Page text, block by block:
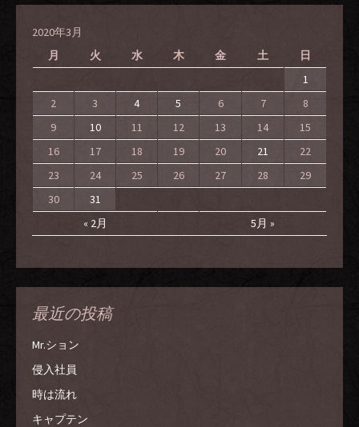
2020年3月
月
火 水 木 金 土 日
« 2月 5月 »
1
2
3 4 5 6 7
8
9
10 11 12 13 14
15
16
17 18 19 20 21
22
23
24 25 26 27 28
29
30
31
最近の投稿
Mr.ション
侵入社員
時は流れ
キャプテン